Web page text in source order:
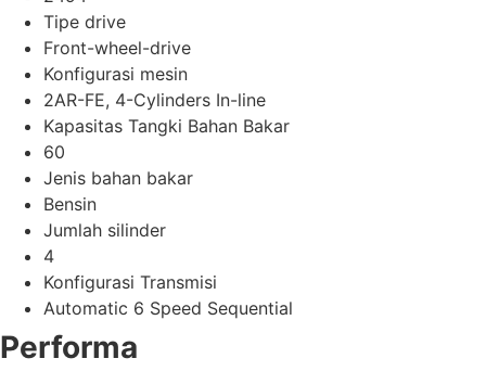
Tipe drive
Front-wheel-drive
Konfigurasi mesin
2AR-FE, 4-Cylinders In-line
Kapasitas Tangki Bahan Bakar
60
Jenis bahan bakar
Bensin
Jumlah silinder
4
Konfigurasi Transmisi
Automatic 6 Speed Sequential
Performa